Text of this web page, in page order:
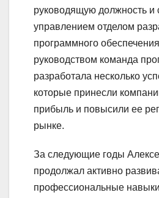
руководящую должность и
управлением отделом
программного
руководством команда
разработала несколько
которые принесли
прибыль и повысили ее
рынке.
За следующие годы
продолжал активно
профессиональные навыки